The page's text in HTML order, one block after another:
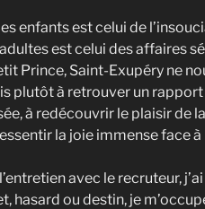
enfants est celui de
est celui des affaires
Prince, Saint-Exupéry ne
plutôt à retrouver un
à redécouvrir le plaisir de
la joie immense face à
avec le recruteur,
hasard ou destin, je